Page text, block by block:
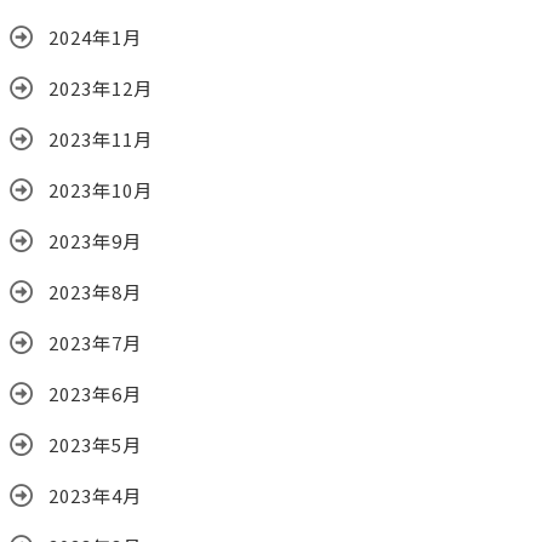
2024年1月
2023年12月
2023年11月
2023年10月
2023年9月
2023年8月
2023年7月
2023年6月
2023年5月
2023年4月